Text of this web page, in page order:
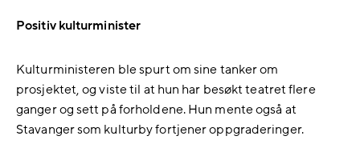
Positiv kulturminister
Kulturministeren ble spurt om sine tanker om
prosjektet, og viste til at hun har besøkt teatret flere
ganger og sett på forholdene. Hun mente også at
Stavanger som kulturby fortjener oppgraderinger.